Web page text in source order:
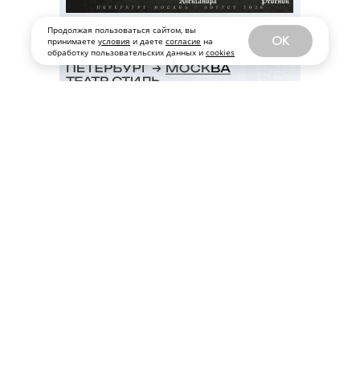
Продолжая пользоваться сайтом, вы
принимаете условия и даете согласие на
обработку пользовательских данных и cookies
OK